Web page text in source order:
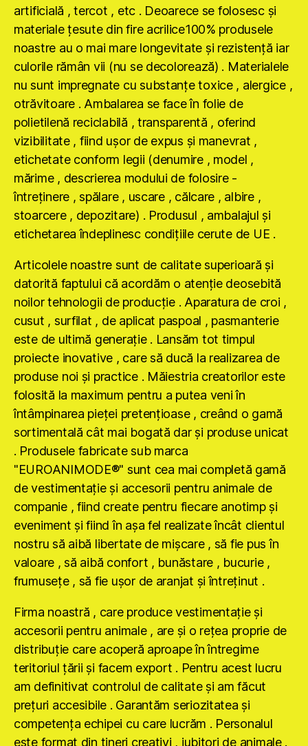
artificială , tercot , etc . Deoarece se folosesc şi
materiale ţesute din fire acrilice100% produsele
noastre au o mai mare longevitate şi rezistenţă iar
culorile rămân vii (nu se decolorează) . Materialele
nu sunt impregnate cu substanţe toxice , alergice ,
otrăvitoare . Ambalarea se face în folie de
polietilenă reciclabilă , transparentă , oferind
vizibilitate , fiind uşor de expus şi manevrat ,
etichetate conform legii (denumire , model ,
mărime , descrierea modului de folosire -
întreţinere , spălare , uscare , călcare , albire ,
stoarcere , depozitare) . Produsul , ambalajul şi
etichetarea îndeplinesc condiţiile cerute de UE .
Articolele noastre sunt de calitate superioară şi
datorită faptului că acordăm o atenţie deosebită
noilor tehnologii de producţie . Aparatura de croi ,
cusut , surfilat , de aplicat paspoal , pasmanterie
este de ultimă generaţie . Lansăm tot timpul
proiecte inovative , care să ducă la realizarea de
produse noi şi practice . Măiestria creatorilor este
folosită la maximum pentru a putea veni în
întâmpinarea pieţei pretenţioase , creând o gamă
sortimentală cât mai bogată dar şi produse unicat
. Produsele fabricate sub marca
"EUROANIMODE®" sunt cea mai completă gamă
de vestimentaţie şi accesorii pentru animale de
companie , fiind create pentru fiecare anotimp şi
eveniment şi fiind în aşa fel realizate încât clientul
nostru să aibă libertate de mişcare , să fie pus în
valoare , să aibă confort , bunăstare , bucurie ,
frumuseţe , să fie uşor de aranjat şi întreţinut .
Firma noastră , care produce vestimentaţie şi
accesorii pentru animale , are şi o reţea proprie de
distribuţie care acoperă aproape în întregime
teritoriul ţării şi facem export . Pentru acest lucru
am definitivat controlul de calitate şi am făcut
preţuri accesibile . Garantăm seriozitatea şi
competenţa echipei cu care lucrăm . Personalul
este format din tineri creativi , iubitori de animale .